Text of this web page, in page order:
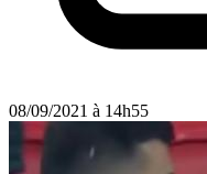
08/09/2021 à 14h55